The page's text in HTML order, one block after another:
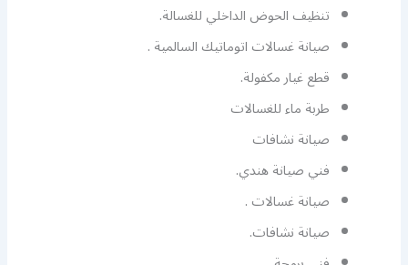
تنظيف الحوض الداخلي للغسالة.
صيانة غسالات اتوماتيك السالمية .
قطع غيار مكفولة.
طربة ماء للغسالات
صيانة نشافات
فني صيانة هندي.
صيانة غسالات .
صيانة نشافات.